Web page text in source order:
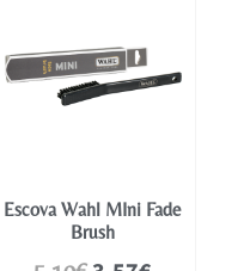
Escova Wahl MIni Fade
Brush